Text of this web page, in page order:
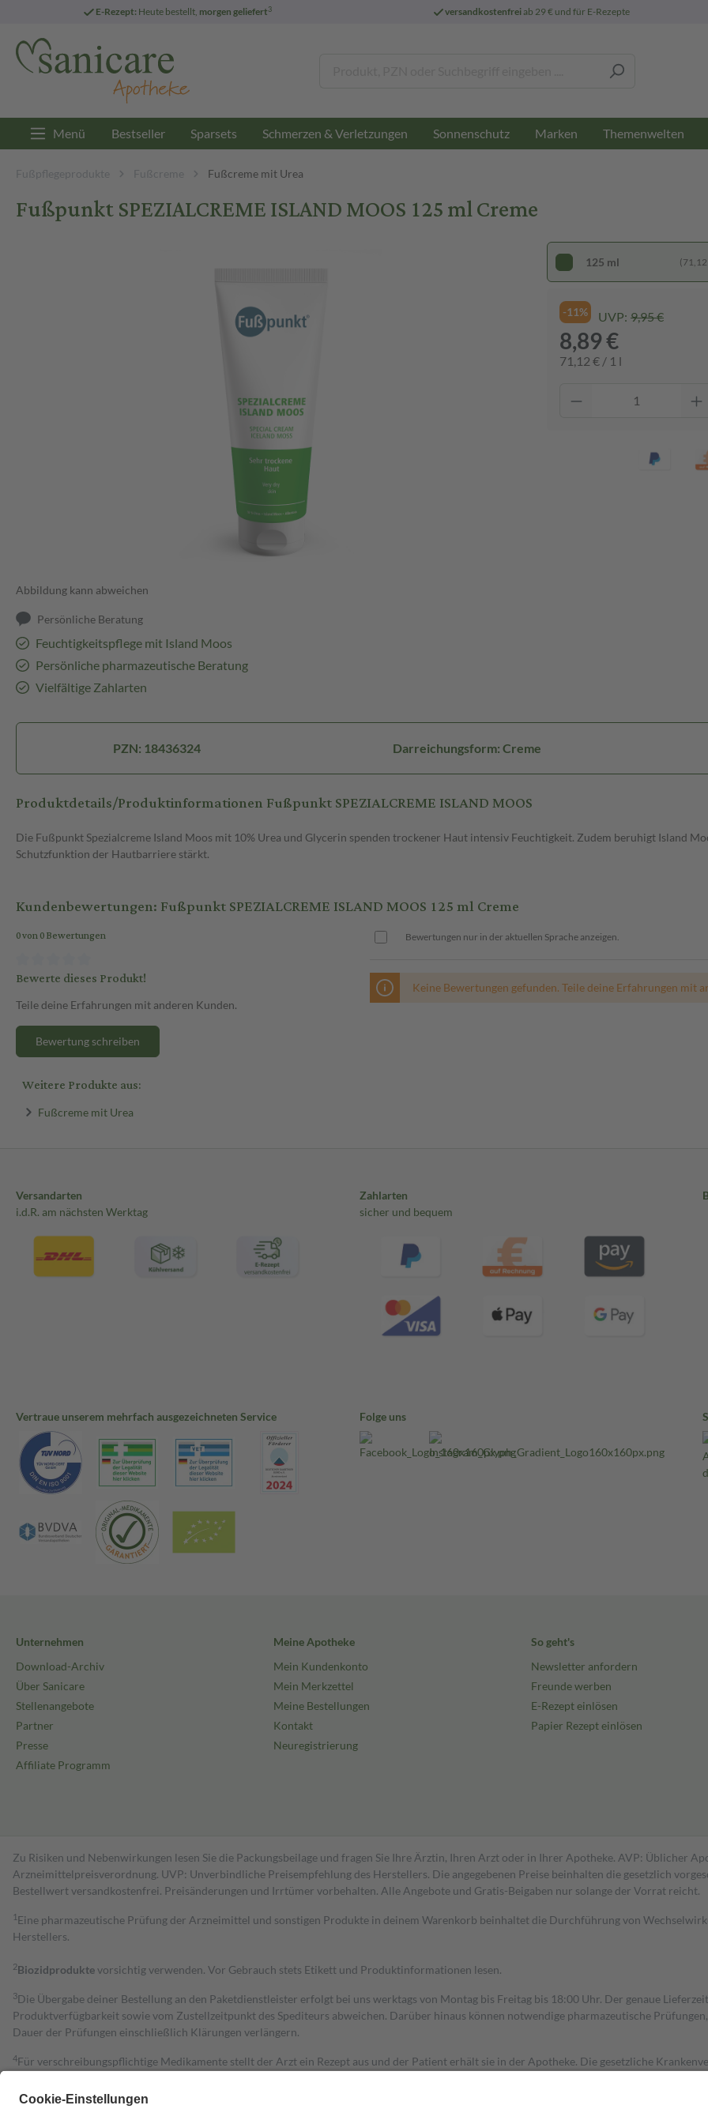
E-Rezept: Heute bestellt, morgen geliefert3 versandkostenfreiab 29 € und für E-Rezepte
Menü Bestseller Sparsets Schmerzen & Verletzungen Sonnenschutz Marken Themenwelten
Fußpflegeprodukte Fußcreme Fußcreme mit Urea
Fußpunkt SPEZIALCREME ISLAND MOOS 125 ml Creme
Abbildung kann abweichen
Persönliche Beratung
Feuchtigkeitspflege mit Island Moos
Persönliche pharmazeutische Beratung
Vielfältige Zahlarten
125 ml (71,12
-11% UVP: 9,95 €
8,89 €
71,12 € / 1 l
PZN: 18436324 Darreichungsform: Creme
Produktdetails/Produktinformationen Fußpunkt SPEZIALCREME ISLAND MOOS
Die Fußpunkt Spezialcreme Island Moos mit 10% Urea und Glycerin spenden trockener Haut intensiv Feuchtigkeit. Zudem beruhigt Island
Schutzfunktion der Hautbarriere stärkt.
Kundenbewertungen: Fußpunkt SPEZIALCREME ISLAND MOOS 125 ml Creme
0 von 0 Bewertungen
Bewerte dieses Produkt!
Teile deine Erfahrungen mit anderen Kunden.
Bewertung schreiben
Bewertungen nur in der aktuellen Sprache anzeigen.
Keine Bewertungen gefunden. Teile deine Erfahrungen mit
Weitere Produkte aus:
Fußcreme mit Urea
Versandarten
i.d.R. am nächsten Werktag
Zahlarten
sicher und bequem
Vertraue unserem mehrfach ausgezeichneten Service Folge uns
Unternehmen
Download-Archiv
Über Sanicare
Stellenangebote
Partner
Presse
Affiliate Programm
Meine Apotheke
Mein Kundenkonto
Mein Merkzettel
Meine Bestellungen
Kontakt
Neuregistrierung
So geht's
Newsletter anfordern
Freunde werben
E-Rezept einlösen
Papier Rezept einlösen
Zu Risiken und Nebenwirkungen lesen Sie die Packungsbeilage und fragen Sie Ihre Ärztin, Ihren Arzt oder in Ihrer Apotheke. AVP: Üblicher
Arzneimittelpreisverordnung. UVP: Unverbindliche Preisempfehlung des Herstellers. Die angegebenen Preise beinhalten die gesetzlich
Bestell­wert versand­kosten­frei. Preisänderungen und Irrtümer vorbehalten. Alle Angebote und Gratis-Beigaben nur solange der Vorrat reicht.
1 Eine pharmazeutische Prüfung der Arzneimittel und sonstigen Produkte in deinem Warenkorb beinhaltet die Durchführung von
Herstellers.
2Biozidproduktevorsichtig verwenden. Vor Gebrauch stets Etikett und Produktinformationen lesen.
3Die Übergabe deiner Bestellung an den Paketdienstleister erfolgt bei uns werktags von Montag bis Freitag bis 18:00 Uhr. Der genaue
Produktverfügbarkeit sowie vom Zustellzeitpunkt des Spediteurs abweichen. Darüber hinaus können notwendige pharmazeutische
Dauer der Prüfungen einschließlich Klärungen verlängern.
4Für verschreibungspflichtige Medikamente stellt der Arzt ein Rezept aus und der Patient erhält sie in der Apotheke. Die gesetzliche
Grundsätzlich leisten Mitglieder Zuzahlungen in Höhe von zehn Prozent des Abgabepreises,